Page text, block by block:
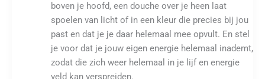
boven je hoofd, een douche over je heen laat
spoelen van licht of in een kleur die precies bij jou
past en dat je je daar helemaal mee opvult. En stel
je voor dat je jouw eigen energie helemaal inademt,
zodat die zich weer helemaal in je lijf en energie
veld kan verspreiden.